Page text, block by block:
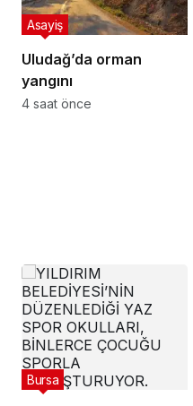
Uludağ’da orman
yangını
Asayiş
4 saat önce
Bursa